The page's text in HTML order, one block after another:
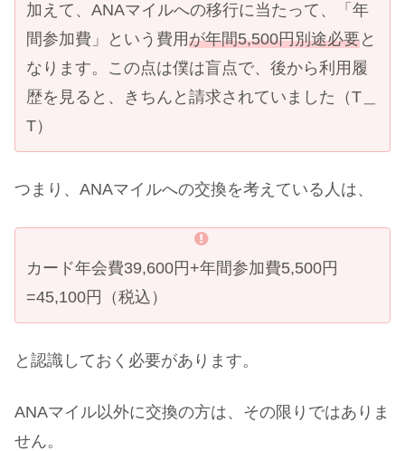
加えて、ANAマイルへの移行に当たって、「年
間参加費」という費用が年間5,500円別途必要と
なります。この点は僕は盲点で、後から利用履
歴を見ると、きちんと請求されていました（T＿
T）
つまり、ANAマイルへの交換を考えている人は、
カード年会費39,600円+年間参加費5,500円
=45,100円（税込）
と認識しておく必要があります。
ANAマイル以外に交換の方は、その限りではありま
せん。